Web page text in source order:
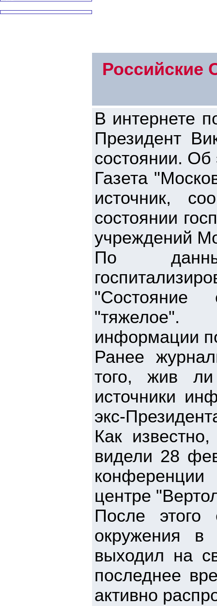
Российские
В интернете
Президент
состоянии.
Газета
источник,
состоянии
учреждений
По
"Состояние
"тяжелое".
информации
Ранее
того, жив ли
источники
экс-
Как
видели 28
центре
После
окружения в
выходил на
последнее
активно